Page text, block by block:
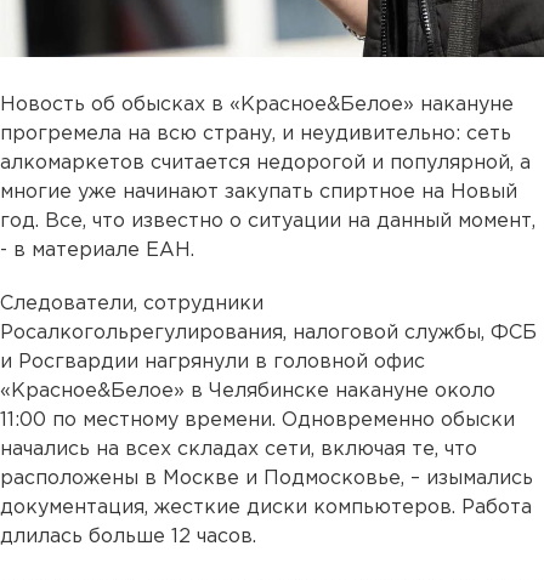
Новость об обысках в «Красное&Белое» накануне
прогремела на всю страну, и неудивительно: сеть
алкомаркетов считается недорогой и популярной, а
многие уже начинают закупать спиртное на Новый
год. Все, что известно о ситуации на данный момент,
- в материале ЕАН.
Следователи, сотрудники
Росалкогольрегулирования, налоговой службы, ФСБ
и Росгвардии нагрянули в головной офис
«Красное&Белое» в Челябинске накануне около
11:00 по местному времени. Одновременно обыски
начались на всех складах сети, включая те, что
расположены в Москве и Подмосковье, – изымались
документация, жесткие диски компьютеров. Работа
длилась больше 12 часов.